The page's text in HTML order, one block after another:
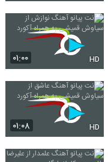
۰۱:۰۰ HD
۰۱:۰۸ HD